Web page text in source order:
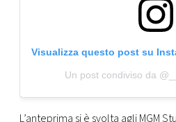
Visualizza questo post su
Un post condiviso da
L’anteprima si è svolta agli MGM